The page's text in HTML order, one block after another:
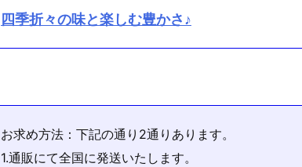
四季折々の味と楽しむ豊かさ♪
お求め方法：下記の通り2通りあります。
1.通販にて全国に発送いたします。